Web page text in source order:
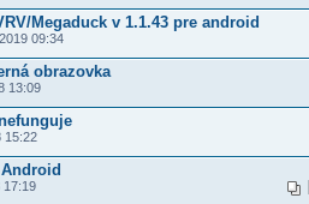
Megaduck v 1.1.43 pre android
09:34
obrazovka
13:09
15:22